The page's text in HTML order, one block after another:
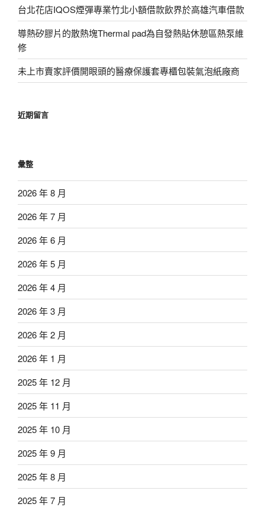
台北花店IQOS煙彈專業竹北小額借款飲界於高雄汽車借款
導熱矽膠片的散熱塊Thermal pad為自發熱貼休憩區熱泵維
修
未上市賣家評價開眼頭的醫療保護套專櫃包裝氣泡紙廠商
近期留言
彙整
2026 年 8 月
2026 年 7 月
2026 年 6 月
2026 年 5 月
2026 年 4 月
2026 年 3 月
2026 年 2 月
2026 年 1 月
2025 年 12 月
2025 年 11 月
2025 年 10 月
2025 年 9 月
2025 年 8 月
2025 年 7 月